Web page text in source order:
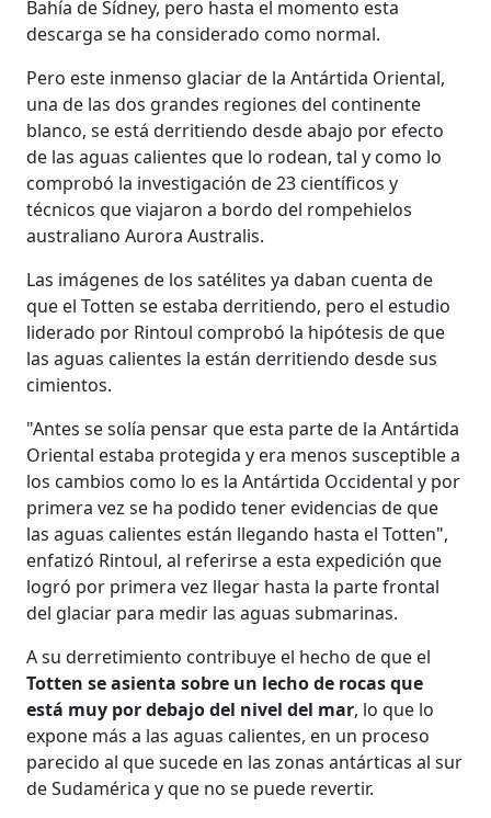
Bahía de Sídney, pero hasta el momento esta
descarga se ha considerado como normal.
Pero este inmenso glaciar de la Antártida Oriental,
una de las dos grandes regiones del continente
blanco, se está derritiendo desde abajo por efecto
de las aguas calientes que lo rodean, tal y como lo
comprobó la investigación de 23 científicos y
técnicos que viajaron a bordo del rompehielos
australiano Aurora Australis.
Las imágenes de los satélites ya daban cuenta de
que el Totten se estaba derritiendo, pero el estudio
liderado por Rintoul comprobó la hipótesis de que
las aguas calientes la están derritiendo desde sus
cimientos.
"Antes se solía pensar que esta parte de la Antártida
Oriental estaba protegida y era menos susceptible a
los cambios como lo es la Antártida Occidental y por
primera vez se ha podido tener evidencias de que
las aguas calientes están llegando hasta el Totten",
enfatizó Rintoul, al referirse a esta expedición que
logró por primera vez llegar hasta la parte frontal
del glaciar para medir las aguas submarinas.
A su derretimiento contribuye el hecho de que el
Totten se asienta sobre un lecho de rocas que
está muy por debajo del nivel del mar, lo que lo
expone más a las aguas calientes, en un proceso
parecido al que sucede en las zonas antárticas al sur
de Sudamérica y que no se puede revertir.